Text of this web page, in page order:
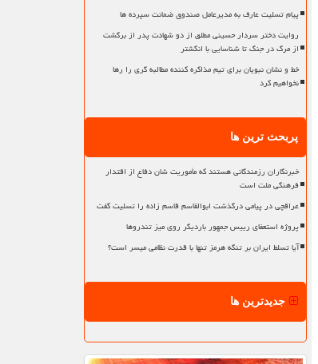
پیام تسلیت عارف به مدیرعامل صندوق ضمانت سپرده ها
روایت دختر سردار حسینی مطلق از دو شهادت پدر از برگشت
از مرگ در جنگ تا شناسایی با انگشتر
خط و نشان نبویان برای تیم مذاکره کننده مطالبه گری را رها
نخواهیم کرد
پربحث ترین ها
خبرنگاران رزمندگانی هستند که مأموریت شان دفاع از اقتدار
فرهنگی ملت است
عراقچی در پیامی درگذشت ابوالقاسم قاسم زاده را تسلیت گفت
پروژه استعفای رییس جمهور باردیگر روی میز تندروها
آیا تسلط ایران بر تنگه هرمز تنها با قدرت نظامی میسر است؟
جدیدترین ها